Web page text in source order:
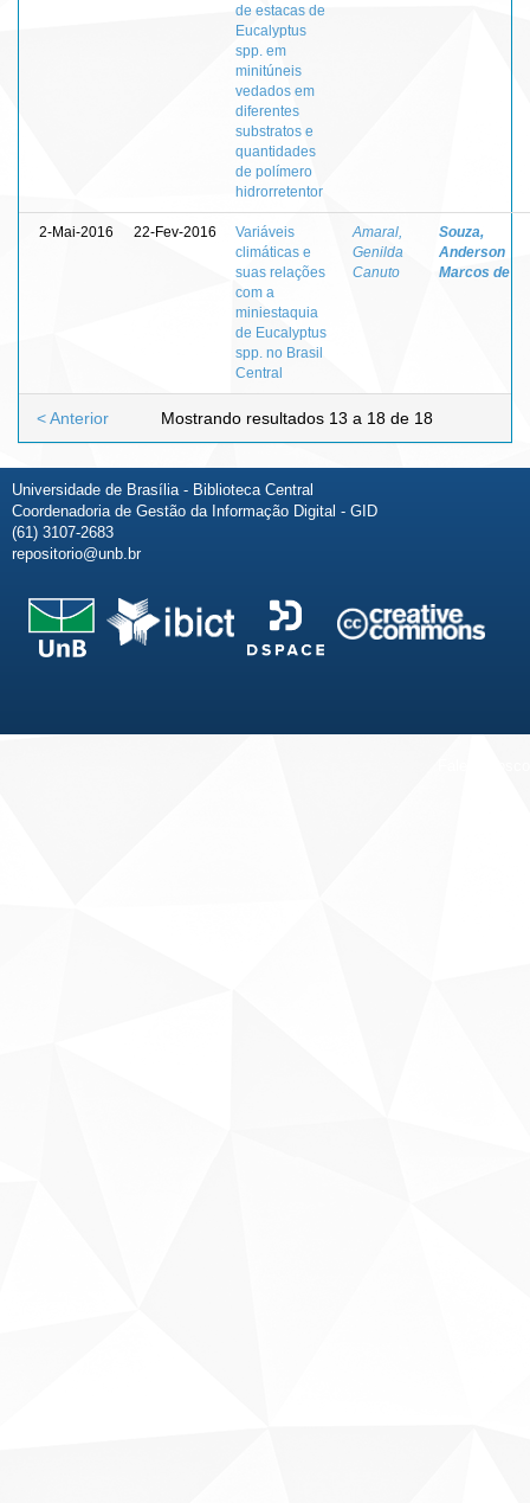
de estacas de
Eucalyptus
spp. em
minitúneis
vedados em
diferentes
substratos e
quantidades
de polímero
hidrorretentor
2-Mai-2016 22-Fev-2016
Variáveis
climáticas e
suas relações
com a
miniestaquia
de Eucalyptus
spp. no Brasil
Central
Amaral,
Genilda
Canuto
Souza,
Anderson
Marcos de
Mostrando resultados 13 a 18 de 18
< Anterior
Universidade de Brasília - Biblioteca Central
Coordenadoria de Gestão da Informação Digital - GID
(61) 3107-2683
repositorio@unb.br